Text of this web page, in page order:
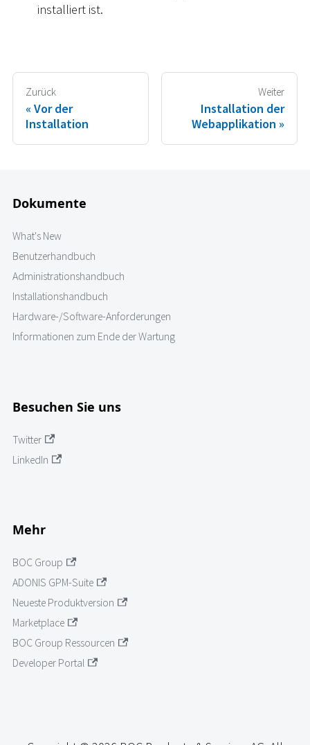
installiert ist.
Zurück
Vor der
Installation
Weiter
Installation der
Webapplikation
Dokumente
What's New
Benutzerhandbuch
Administrationshandbuch
Installationshandbuch
Hardware-/Software-Anforderungen
Informationen zum Ende der Wartung
Besuchen Sie uns
Twitter
LinkedIn
Mehr
BOC Group
ADONIS GPM-Suite
Neueste Produktversion
Marketplace
BOC Group Ressourcen
Developer Portal